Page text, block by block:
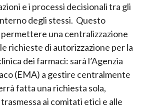
e i processi decisionali tra gli
degli stessi. Questo
una centralizzazione
richieste di autorizzazione per la
dei farmaci: sarà l’Agenzia
(EMA) a gestire centralmente
fatta una richiesta sola,
ai comitati etici e alle